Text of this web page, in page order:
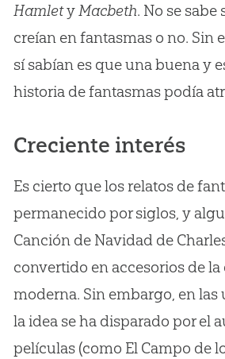
HamletyMacbeth. No se sabe
creían en fantasmas o no. Sin
sí sabían es que una buena y
historia de fantasmas podía
Creciente interés
Es cierto que los relatos de
permanecido por siglos, y
Canción de Navidad de
convertido en accesorios de
moderna. Sin embargo, en las
la idea se ha disparado por el
películas (como El Campo de